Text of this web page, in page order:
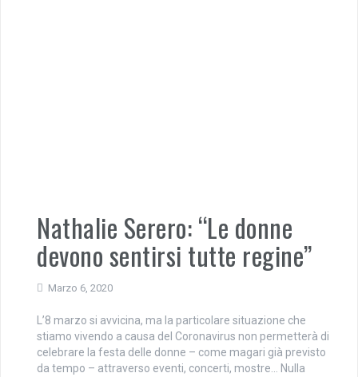
Nathalie Serero: “Le donne
devono sentirsi tutte regine”
Marzo 6, 2020
L’8 marzo si avvicina, ma la particolare situazione che
stiamo vivendo a causa del Coronavirus non permetterà di
celebrare la festa delle donne – come magari già previsto
da tempo – attraverso eventi, concerti, mostre… Nulla